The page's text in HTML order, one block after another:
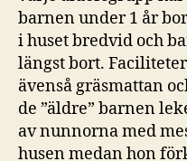
barnen under 1 år
i huset bredvid och
längst bort.
ävenså gräsmattan
de ”äldre” barnen
av nunnorna med
husen medan hon